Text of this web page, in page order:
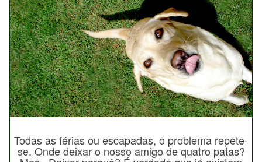
Todas as férias ou escapadas, o problema repete-
se. Onde deixar o nosso amigo de quatro patas?